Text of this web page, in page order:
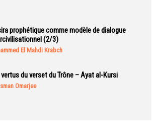
prophétique comme modèle de dialogue
(2/3)
El Mahdi Krabch
du verset du Trône – Ayat al-Kursi
Omarjee